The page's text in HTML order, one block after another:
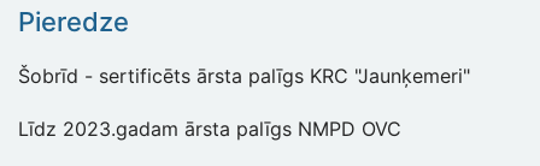
Pieredze
Šobrīd - sertificēts ārsta palīgs KRC "Jaunķemeri"
Līdz 2023.gadam ārsta palīgs NMPD OVC